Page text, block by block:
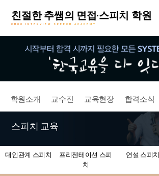
친절한 추쌤의 면접·스피치 학원
CHOO INTERVIEW SPEECH ACADEMY
학원소개 교수진 교육현장 합격소식
스피치 교육
대인관계 스피치
프리젠테이션 스피
치
연설 스피치